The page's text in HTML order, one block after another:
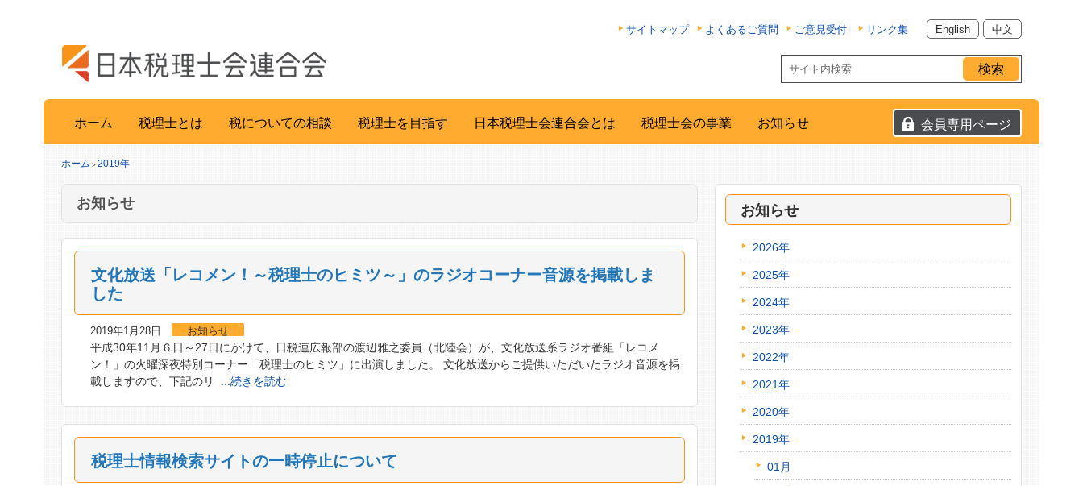
サイトマップ よくあるご質問 ご意見受付 リンク集 English 中文
会員専用ページ
ホーム 税理士とは 税についての相談 税理士を目指す 日本税理士会連合会とは 税理士会の事業 お知らせ
ホーム >2019年
お知らせ
文化放送「レコメン！～税理士のヒミツ～」のラジオコーナー音源を掲載しま
した
2019年1月28日 お知らせ
平成30年11月６日～27日にかけて、日税連広報部の渡辺雅之委員（北陸会）が、文化放送系ラジオ番組「レコメ
ン！」の火曜深夜特別コーナー「税理士のヒミツ」に出演しました。 文化放送からご提供いただいたラジオ音源を掲
載しますので、下記のリ
...続きを読む
税理士情報検索サイトの一時停止について
お知らせ
2026年
2025年
2024年
2023年
2022年
2021年
2020年
2019年
01月